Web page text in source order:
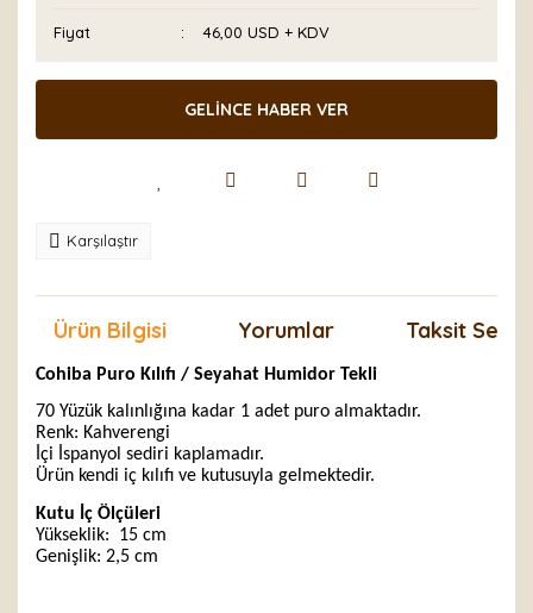
Fiyat 46,00 USD + KDV
GELİNCE HABER VER
Karşılaştır
Ürün Bilgisi Yorumlar Taksit
Cohiba Puro Kılıfı / Seyahat Humidor Tekli
70 Yüzük kalınlığına kadar 1 adet puro almaktadır.
Renk: Kahverengi
İçi İspanyol sediri kaplamadır.
Ürün kendi iç kılıfı ve kutusuyla gelmektedir.
Kutu İç Ölçüleri
Yükseklik:
15 cm
Genişlik: 2,5 cm